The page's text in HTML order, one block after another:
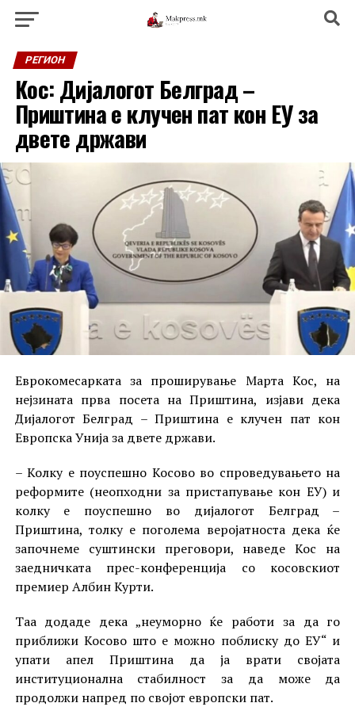
РЕГИОН
Кос: Дијалогот Белград –
Приштина е клучен пат кон ЕУ за
двете држави
Еврокомесарката за проширување Марта Кос, на
нејзината прва посета на Приштина, изјави дека
Дијалогот Белград – Приштина е клучен пат кон
Европска Унија за двете држави.
– Колку е поуспешно Косово во спроведувањето на
реформите (неопходни за пристапување кон ЕУ) и
колку е поуспешно во дијалогот Белград –
Приштина, толку е поголема веројатноста дека ќе
започнеме суштински преговори, наведе Кос на
заедничката прес-конференција со косовскиот
премиер Албин Курти.
Таа додаде дека „неуморно ќе работи за да го
приближи Косово што е можно поблиску до ЕУ“ и
упати апел Приштина да ја врати својата
институционална стабилност за да може да
продолжи напред по својот европски пат.